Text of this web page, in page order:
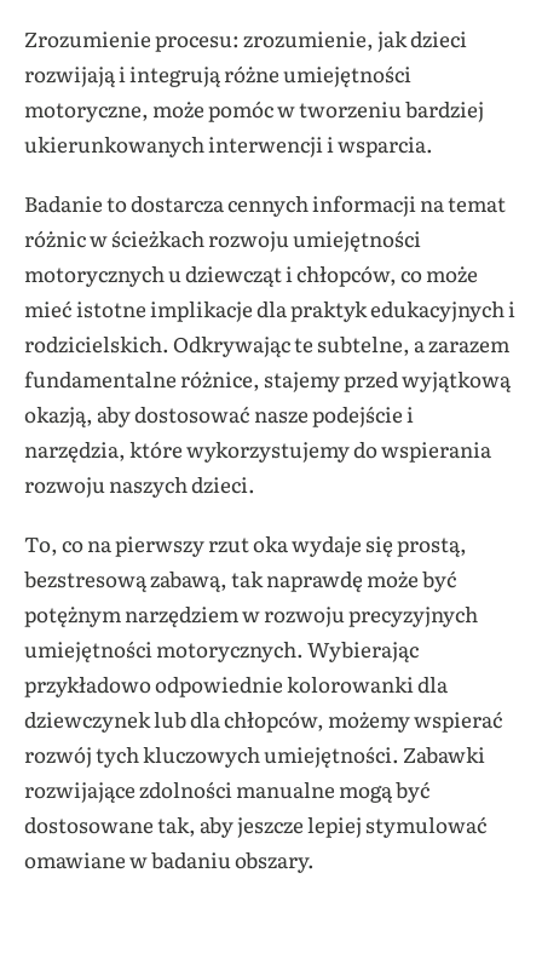
Zrozumienie procesu: zrozumienie, jak dzieci
rozwijają i integrują różne umiejętności
motoryczne, może pomóc w tworzeniu bardziej
ukierunkowanych interwencji i wsparcia.
Badanie to dostarcza cennych informacji na temat
różnic w ścieżkach rozwoju umiejętności
motorycznych u dziewcząt i chłopców, co może
mieć istotne implikacje dla praktyk edukacyjnych i
rodzicielskich. Odkrywając te subtelne, a zarazem
fundamentalne różnice, stajemy przed wyjątkową
okazją, aby dostosować nasze podejście i
narzędzia, które wykorzystujemy do wspierania
rozwoju naszych dzieci.
To, co na pierwszy rzut oka wydaje się prostą,
bezstresową zabawą, tak naprawdę może być
potężnym narzędziem w rozwoju precyzyjnych
umiejętności motorycznych. Wybierając
przykładowo odpowiednie kolorowanki dla
dziewczynek lub dla chłopców, możemy wspierać
rozwój tych kluczowych umiejętności. Zabawki
rozwijające zdolności manualne mogą być
dostosowane tak, aby jeszcze lepiej stymulować
omawiane w badaniu obszary.